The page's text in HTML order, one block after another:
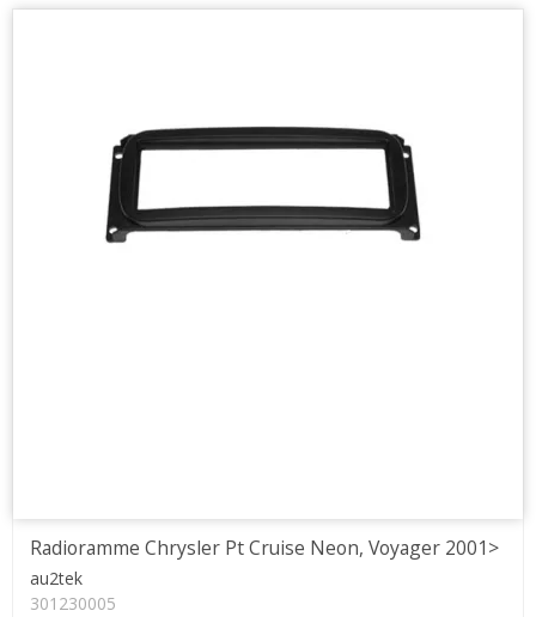
Radioramme Chrysler Pt Cruise Neon, Voyager 2001>
au2tek
301230005